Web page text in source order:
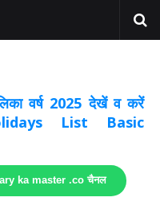
वर्ष 2025 देखें व करें
List Basic
ka master .co चैनल